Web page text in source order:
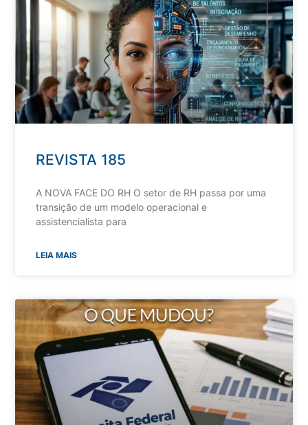
REVISTA 185
A NOVA FACE DO RH O setor de RH passa por uma
transição de um modelo operacional e
assistencialista para
LEIA MAIS